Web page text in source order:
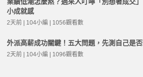
業績低潮怎麼熬？過來人叮嚀「別想著成交
小成就感
2天前 | 104小編 | 1056觀看數
外派高薪成功關鍵！五大問題，先測自己是
2天前 | 104小編 | 1096觀看數